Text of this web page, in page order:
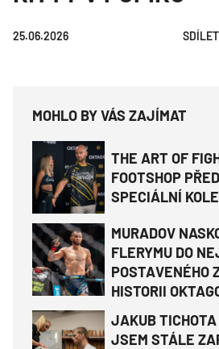
25.06.2026 SDÍLET
MOHLO BY VÁS ZAJÍMAT
THE ART OF
FOOTSHOP
SPECIÁLNÍ
MURADOV
FLERYMU DO
POSTAVENÉHO
HISTORII
JAKUB
JSEM STÁLE